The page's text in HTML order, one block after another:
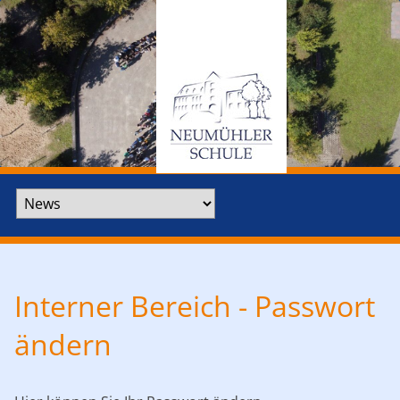
Interner Bereich - Passwort
ändern